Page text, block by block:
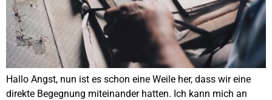
Hallo Angst, nun ist es schon eine Weile her, dass wir eine
direkte Begegnung miteinander hatten. Ich kann mich an